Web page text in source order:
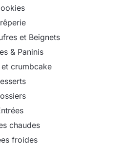
et Beignets
& Paninis
crumbcake
chaudes
froides